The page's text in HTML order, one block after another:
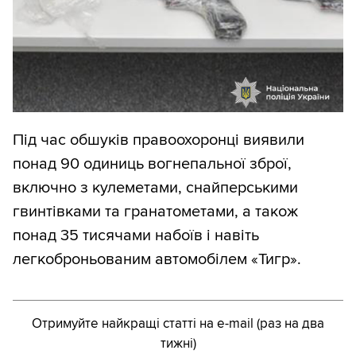
Під час обшуків правоохоронці виявили
понад 90 одиниць вогнепальної зброї,
включно з кулеметами, снайперськими
гвинтівками та гранатометами, а також
понад 35 тисячами набоїв і навіть
легкоброньованим автомобілем «Тигр».
Отримуйте найкращі статті на e-mail (раз на два
тижні)